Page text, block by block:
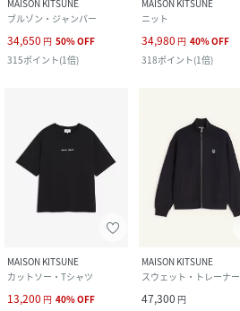
MAISON KITSUNE
ブルゾン・ジャンパー
34,650 円 50%OFF
315ポイント(1倍)
MAISON KITSUNE
ニット
34,980 円 40%OFF
318ポイント(1倍)
MAISON KITSUNE
カットソー・Tシャツ
13,200 円 40%OFF
MAISON KITSUNE
スウェット・トレーナー
47,300 円